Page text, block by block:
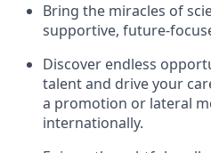
Bring the miracles of
supportive, future-
Discover endless
talent and drive your
a promotion or lateral
internationally.